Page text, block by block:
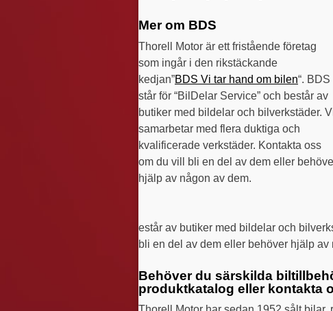
Mer om BDS
Thorell Motor är ett fristående företag
som ingår i den rikstäckande
kedjan”BDS Vi tar hand om bilen“. BDS
står för “BilDelar Service” och består av
butiker med bildelar och bilverkstäder.
samarbetar med flera duktiga och
kvalificerade verkstäder. Kontakta oss
om du vill bli en del av dem eller
hjälp av någon av dem.
estår av butiker med bildelar och
bli en del av dem eller behöver hjälp av
Behöver du särskilda
produktkatalog eller kontakta